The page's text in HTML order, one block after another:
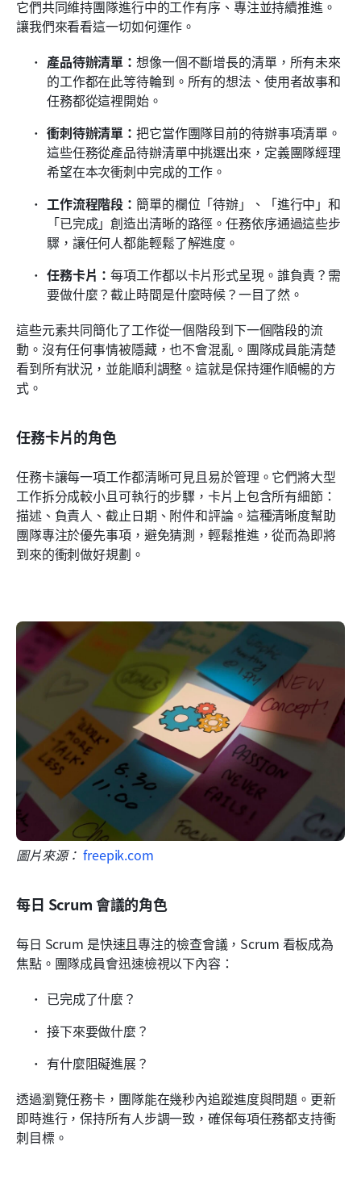
它們共同維持團隊進行中的工作有序、專注並持續推進。
讓我們來看看這一切如何運作。
產品待辦清單：想像一個不斷增長的清單，所有未來
的工作都在此等待輪到。所有的想法、使用者故事和
任務都從這裡開始。
衝刺待辦清單：把它當作團隊目前的待辦事項清單。
這些任務從產品待辦清單中挑選出來，定義團隊經理
希望在本次衝刺中完成的工作。
工作流程階段： 簡單的欄位「待辦」、「進行中」和
「已完成」創造出清晰的路徑。任務依序通過這些步
驟，讓任何人都能輕鬆了解進度。
任務卡片：每項工作都以卡片形式呈現。誰負責？需
要做什麼？截止時間是什麼時候？一目了然。
這些元素共同簡化了工作從一個階段到下一個階段的流
動。沒有任何事情被隱藏，也不會混亂。團隊成員能清楚
看到所有狀況，並能順利調整。這就是保持運作順暢的方
式。
任務卡片的角色
任務卡讓每一項工作都清晰可見且易於管理。它們將大型
工作拆分成較小且可執行的步驟，卡片上包含所有細節：
描述、負責人、截止日期、附件和評論。這種清晰度幫助
團隊專注於優先事項，避免猜測，輕鬆推進，從而為即將
到來的衝刺做好規劃。
圖片來源： freepik.com
每日 Scrum 會議的角色
每日 Scrum 是快速且專注的檢查會議，Scrum 看板成為
焦點。團隊成員會迅速檢視以下內容：
已完成了什麼？
接下來要做什麼？
有什麼阻礙進展？
透過瀏覽任務卡，團隊能在幾秒內追蹤進度與問題。更新
即時進行，保持所有人步調一致，確保每項任務都支持衝
刺目標。